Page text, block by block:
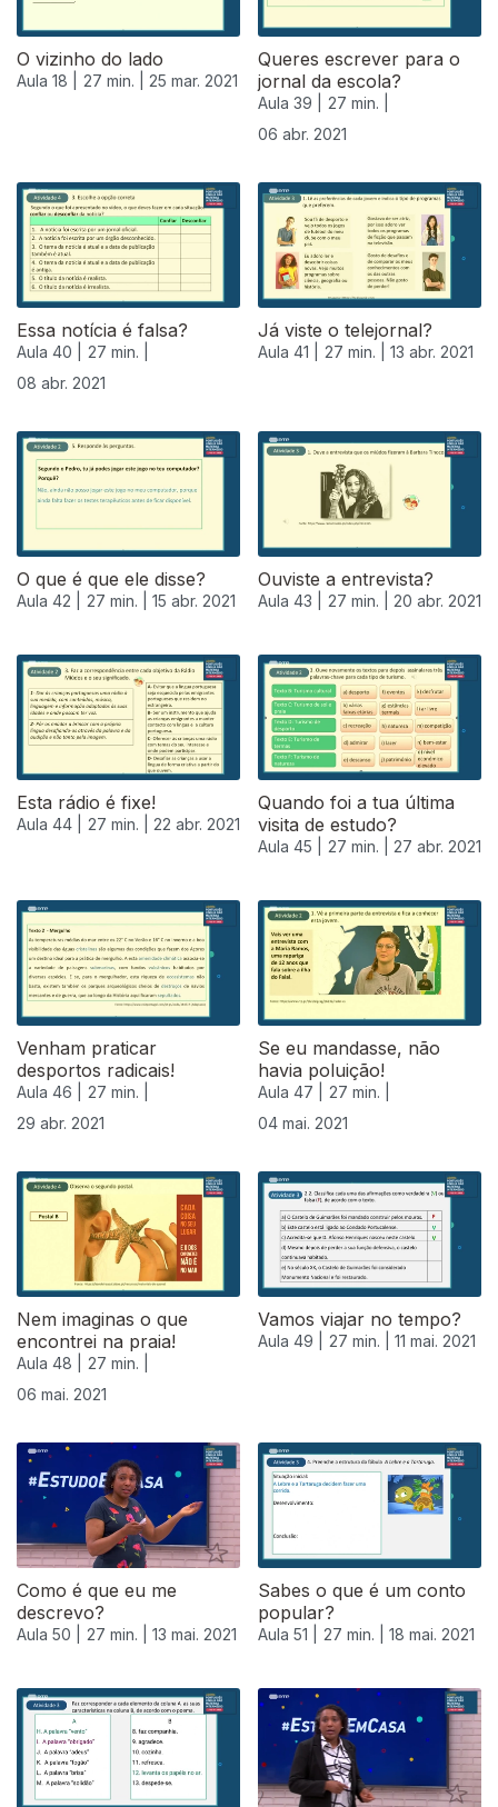
O vizinho do lado
Aula 18 | 27 min. | 25 mar. 2021
Queres escrever para o
jornal da escola?
Aula 39 |
27 min. |
06 abr. 2021
Essa notícia é falsa?
Aula 40 |
27 min. |
08 abr. 2021
Já viste o telejornal?
Aula 41 | 27 min. | 13 abr. 2021
O que é que ele disse?
Aula 42 | 27 min. | 15 abr. 2021
Ouviste a entrevista?
Aula 43 | 27 min. | 20 abr. 2021
Esta rádio é fixe!
Aula 44 | 27 min. | 22 abr. 2021
Quando foi a tua última
visita de estudo?
Aula 45 | 27 min. | 27 abr. 2021
Venham praticar
desportos radicais!
Aula 46 |
27 min. |
29 abr. 2021
Se eu mandasse, não
havia poluição!
Aula 47 |
27 min. |
04 mai. 2021
541371
Nem imaginas o que
encontrei na praia!
Aula 48 |
27 min. |
06 mai. 2021
Vamos viajar no tempo?
Aula 49 | 27 min. | 11 mai. 2021
Como é que eu me
descrevo?
Aula 50 | 27 min. | 13 mai. 2021
Sabes o que é um conto
popular?
Aula 51 | 27 min. | 18 mai. 2021